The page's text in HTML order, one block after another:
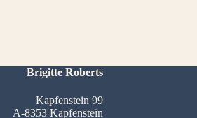
Brigitte Roberts
Kapfenstein 99
A-8353 Kapfenstein